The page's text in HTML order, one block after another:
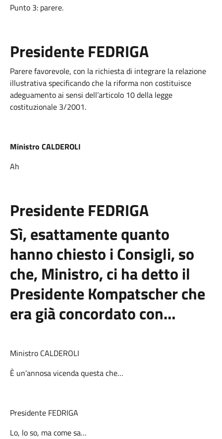
Punto 3: parere.
Presidente FEDRIGA
Parere favorevole, con la richiesta di integrare la relazione
illustrativa specificando che la riforma non costituisce
adeguamento ai sensi dell’articolo 10 della legge
costituzionale 3/2001.
Ministro CALDEROLI
Ah
Presidente FEDRIGA
Sì, esattamente quanto
hanno chiesto i Consigli, so
che, Ministro, ci ha detto il
Presidente Kompatscher che
era già concordato con…
Ministro CALDEROLI
È un’annosa vicenda questa che…
Presidente FEDRIGA
Lo, lo so, ma come sa…